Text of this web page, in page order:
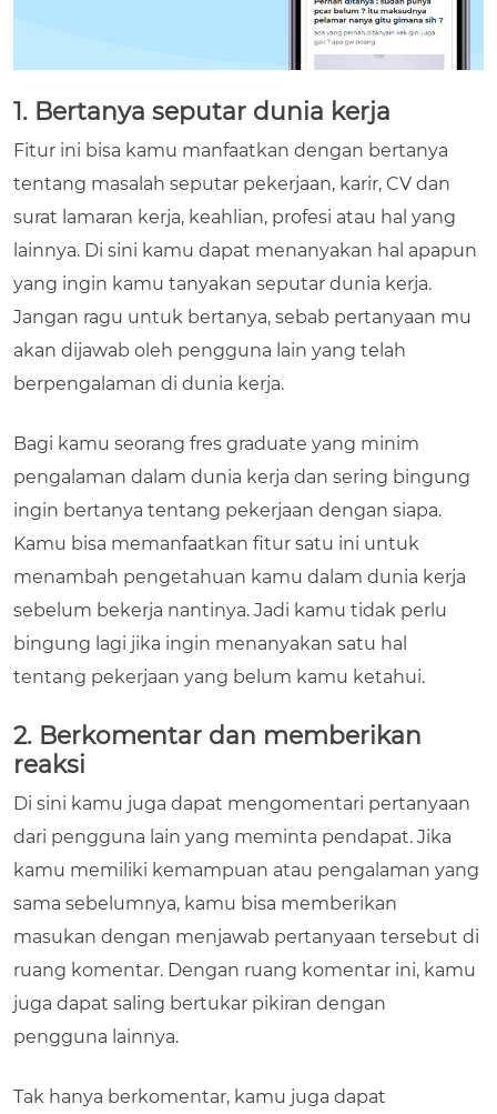
1. Bertanya seputar dunia kerja
Fitur ini bisa kamu manfaatkan dengan bertanya
tentang masalah seputar pekerjaan, karir, CV dan
surat lamaran kerja, keahlian, profesi atau hal yang
lainnya. Di sini kamu dapat menanyakan hal apapun
yang ingin kamu tanyakan seputar dunia kerja.
Jangan ragu untuk bertanya, sebab pertanyaan mu
akan dijawab oleh pengguna lain yang telah
berpengalaman di dunia kerja.
Bagi kamu seorang fres graduate yang minim
pengalaman dalam dunia kerja dan sering bingung
ingin bertanya tentang pekerjaan dengan siapa.
Kamu bisa memanfaatkan fitur satu ini untuk
menambah pengetahuan kamu dalam dunia kerja
sebelum bekerja nantinya. Jadi kamu tidak perlu
bingung lagi jika ingin menanyakan satu hal
tentang pekerjaan yang belum kamu ketahui.
2. Berkomentar dan memberikan
reaksi
Di sini kamu juga dapat mengomentari pertanyaan
dari pengguna lain yang meminta pendapat. Jika
kamu memiliki kemampuan atau pengalaman yang
sama sebelumnya, kamu bisa memberikan
masukan dengan menjawab pertanyaan tersebut di
ruang komentar. Dengan ruang komentar ini, kamu
juga dapat saling bertukar pikiran dengan
pengguna lainnya.
Tak hanya berkomentar, kamu juga dapat